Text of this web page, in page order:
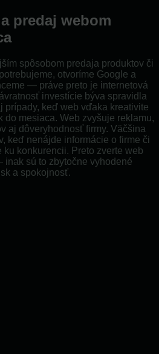
predaj webom
spôsobom predaja produktov či
otvoríme Google a
— práve preto je internetová
investície býva spravidla
prípady, keď web vďaka kreativite
do mesiaca. Web zvyšuje reklamu,
aj dôveryhodnosť firmy. Väčšina
keď nenájde informácie o firme či
ku konkurencii. Preto zverte web
sú to zbytočne vyhodené
a spokojnosť.